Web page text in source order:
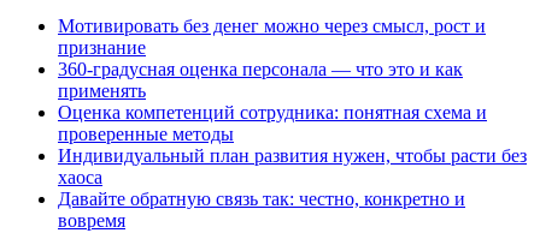
Мотивировать без денег можно через смысл, рост и
признание
360-градусная оценка персонала — что это и как
применять
Оценка компетенций сотрудника: понятная схема и
проверенные методы
Индивидуальный план развития нужен, чтобы расти без
хаоса
Давайте обратную связь так: честно, конкретно и
вовремя